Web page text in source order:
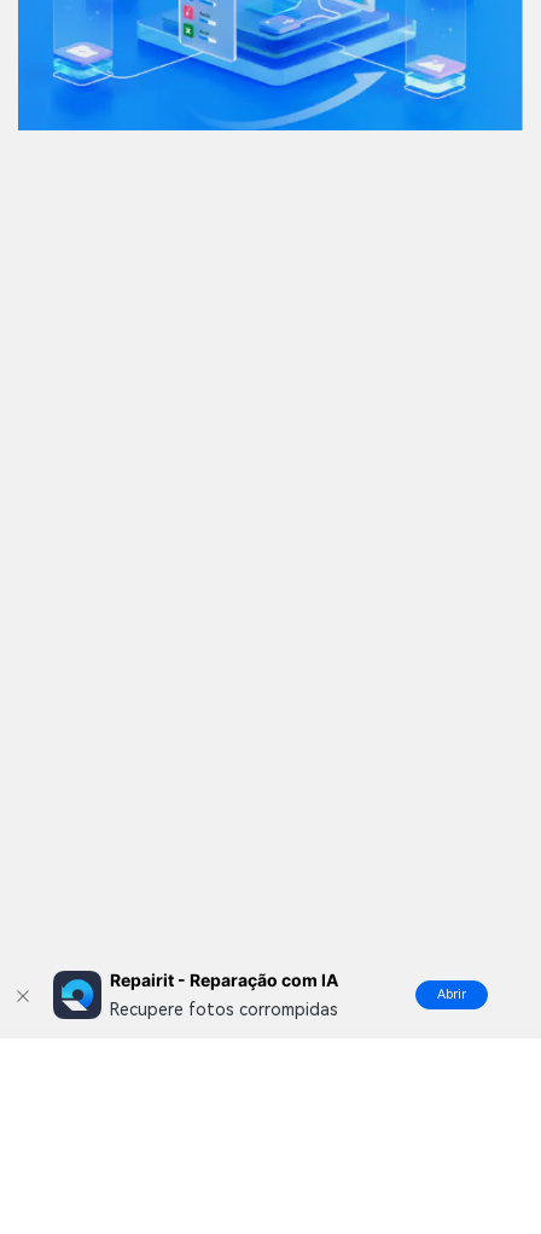
Repairit - Reparação com IA
Recupere fotos corrompidas
Abrir